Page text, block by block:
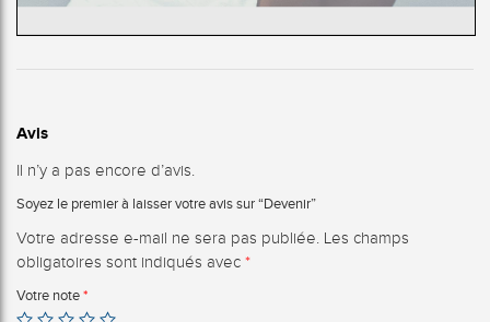
Avis
Il n’y a pas encore d’avis.
Soyez le premier à laisser votre avis sur “Devenir”
Votre adresse e-mail ne sera pas publiée. Les champs
obligatoires sont indiqués avec *
Votre note *